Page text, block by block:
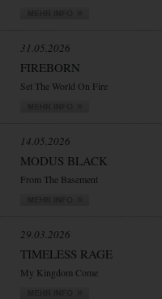
31.05.2026
FIREBORN
Set The World On Fire
14.05.2026
MODUS BLACK
From The Basement
29.03.2026
TIMELESS RAGE
My Kingdom Come